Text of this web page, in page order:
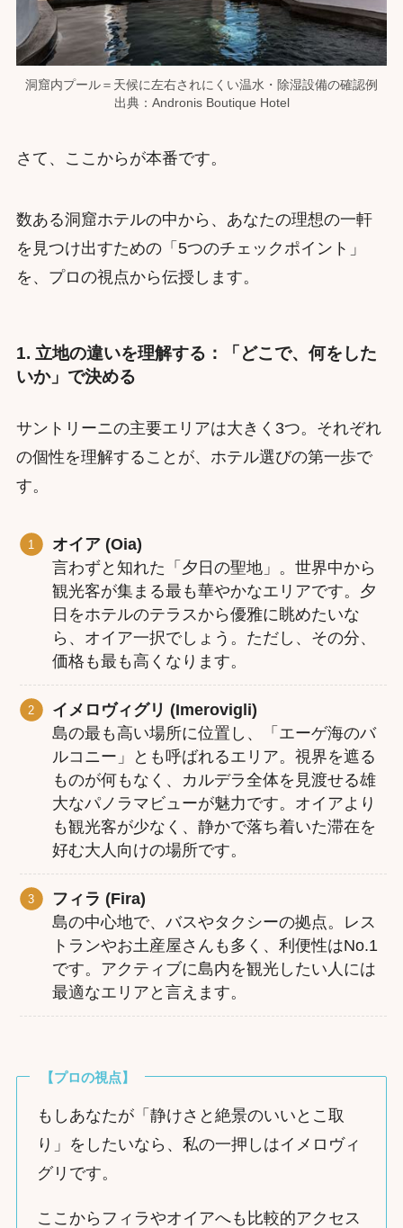
洞窟内プール＝天候に左右されにくい温水・除湿設備の確認例
出典：Andronis Boutique Hotel
さて、ここからが本番です。
数ある洞窟ホテルの中から、あなたの理想の一軒
を見つけ出すための「5つのチェックポイント」
を、プロの視点から伝授します。
1. 立地の違いを理解する：「どこで、何をした
いか」で決める
サントリーニの主要エリアは大きく3つ。それぞれ
の個性を理解することが、ホテル選びの第一歩で
す。
オイア (Oia)
言わずと知れた「夕日の聖地」。世界中から
観光客が集まる最も華やかなエリアです。夕
日をホテルのテラスから優雅に眺めたいな
ら、オイア一択でしょう。ただし、その分、
価格も最も高くなります。
イメロヴィグリ (Imerovigli)
島の最も高い場所に位置し、「エーゲ海のバ
ルコニー」とも呼ばれるエリア。視界を遮る
ものが何もなく、カルデラ全体を見渡せる雄
大なパノラマビューが魅力です。オイアより
も観光客が少なく、静かで落ち着いた滞在を
好む大人向けの場所です。
フィラ (Fira)
島の中心地で、バスやタクシーの拠点。レス
トランやお土産屋さんも多く、利便性はNo.1
です。アクティブに島内を観光したい人には
最適なエリアと言えます。
【プロの視点】
もしあなたが「静けさと絶景のいいとこ取
り」をしたいなら、私の一押しはイメロヴィ
グリです。
ここからフィラやオイアへも比較的アクセス